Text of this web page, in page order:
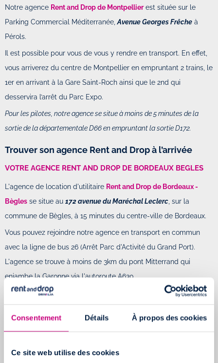
Consentement Détails À propos des cookies
Ce site web utilise des cookies
Notre agence Rent and Drop de Montpellier est située sur le
Parking Commercial Méditerranée,Avenue Georges Frêche à
Pérols.
Il est possible pour vous de vous y rendre en transport. En effet,
vous arriverez du centre de Montpellier en empruntant 2 trains, le
1er en arrivant à la Gare Saint-Roch ainsi que le 2nd qui
desservira l’arrêt du Parc Expo.
Pour les pilotes, notre agence se situe à moins de 5 minutes de la
sortie de la départementale D66 en empruntant la sortie D172.
Trouver son agence Rent and Drop à l’arrivée
VOTRE AGENCE RENT AND DROP DE BORDEAUX BEGLES
L'agence de location d'utilitaire Rent and Drop de Bordeaux -
Bègles se situe au 172 avenue du Maréchal Leclerc, sur la
commune de Bègles, à 15 minutes du centre-ville de Bordeaux.
Vous pouvez rejoindre notre agence en transport en commun
avec la ligne de bus 26 (Arrêt Parc d'Activité du Grand Port).
L'agence se trouve à moins de 3km du pont Mitterrand qui
enjambe la Garonne via l'autoroute A630.
VOTRE AGENCE RENT AND DROP DE BORDEAUX
, sur la commune de Mérignac,
très facile d'accès.